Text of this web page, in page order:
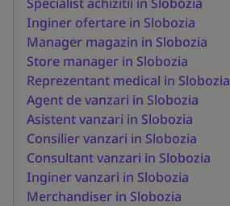
Inginer ofertare in Slobozia
Manager magazin in Slobozia
Store manager in Slobozia
Reprezentant medical in Slobozia
Agent de vanzari in Slobozia
Asistent vanzari in Slobozia
Consilier vanzari in Slobozia
Consultant vanzari in Slobozia
Inginer vanzari in Slobozia
Merchandiser in Slobozia